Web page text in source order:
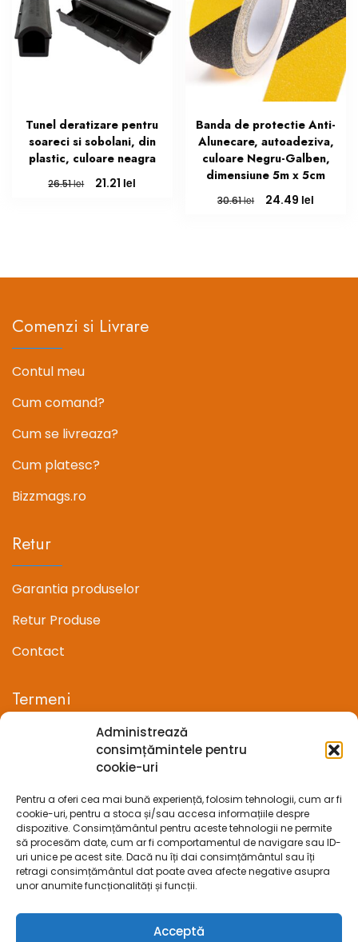
Administrează
consimțămintele pentru
cookie-uri
Pentru a oferi cea mai bună experiență, folosim tehnologii, cum ar fi
cookie-uri, pentru a stoca și/sau accesa informațiile despre
dispozitive. Consimțământul pentru aceste tehnologii ne permite
să procesăm date, cum ar fi comportamentul de navigare sau ID-
uri unice pe acest site. Dacă nu îți dai consimțământul sau îți
retragi consimțământul dat poate avea afecte negative asupra
unor anumite funcționalități și funcții.
Acceptă
Tunel deratizare pentru
soareci si sobolani, din
plastic, culoare neagra
26.51lei
Prețul
21.21 lei
Banda de protectie Anti-
Alunecare, autoadeziva,
culoare Negru-Galben,
dimensiune 5m x 5cm
30.61lei
Prețul
24.49 lei
Comenzi si Livrare
Contul meu
Cum comand?
Cum se livreaza?
Cum platesc?
Bizzmags.ro
Retur
Garantia produselor
Retur Produse
Contact
Termeni
Termeni si conditii
Confidentialitate
Politica cookie-uri (UE)
Prelucrarea datelor cu caracter personal
Legal